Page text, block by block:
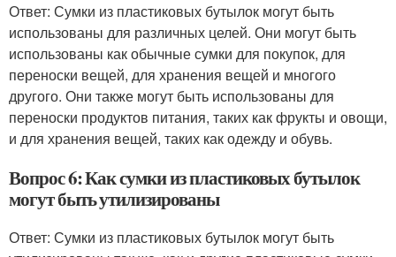
Ответ: Сумки из пластиковых бутылок могут быть
использованы для различных целей. Они могут быть
использованы как обычные сумки для покупок, для
переноски вещей, для хранения вещей и многого
другого. Они также могут быть использованы для
переноски продуктов питания, таких как фрукты и овощи,
и для хранения вещей, таких как одежду и обувь.
Вопрос 6: Как сумки из пластиковых бутылок
могут быть утилизированы
Ответ: Сумки из пластиковых бутылок могут быть